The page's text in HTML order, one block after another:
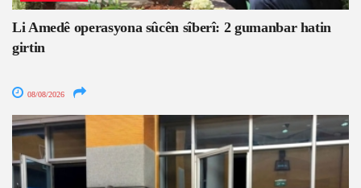
Li Amedê operasyona sûcên sîberî: 2 gumanbar hatin
girtin
08/08/2026